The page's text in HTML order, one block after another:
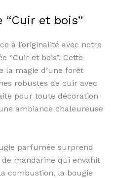
“Cuir et bois”
à l’originalité avec notre
“Cuir et bois”. Cette
la magie d’une forêt
robustes de cuir avec
pour toute décoration
ambiance chaleureuse
parfumée surprend
mandarine qui envahit
combustion, la bougie